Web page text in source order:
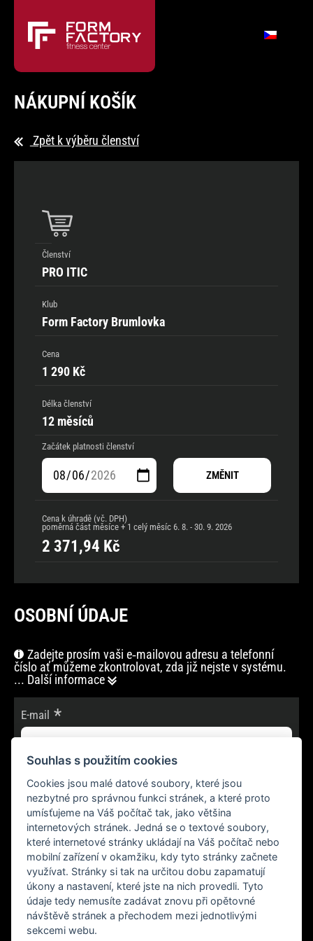
NÁKUPNÍ KOŠÍK
Zpět k výběru členství
Členství
PRO ITIC
Klub
Form Factory Brumlovka
Cena
1 290 Kč
Délka členství
12 měsíců
Začátek platnosti členství
ZMĚNIT
Cena k úhradě (vč. DPH)
poměrná část měsíce + 1 celý měsíc 6. 8. - 30. 9. 2026
2 371,94 Kč
OSOBNÍ ÚDAJE
Zadejte prosím vaši e‑mailovou adresu a telefonní
číslo ať můžeme zkontrolovat, zda již nejste v systému.
... Další informace
E-mail
POKRAČOVAT
Souhlas s použitím cookies
Cookies jsou malé datové soubory, které jsou
nezbytné pro správnou funkci stránek, a které proto
umísťujeme na Váš počítač tak, jako většina
internetových stránek. Jedná se o textové soubory,
které internetové stránky ukládají na Váš počítač nebo
mobilní zařízení v okamžiku, kdy tyto stránky začnete
využívat. Stránky si tak na určitou dobu zapamatují
úkony a nastavení, které jste na nich provedli. Tyto
údaje tedy nemusíte zadávat znovu při opětovné
návštěvě stránek a přechodem mezi jednotlivými
sekcemi webu.